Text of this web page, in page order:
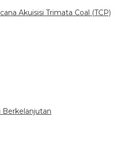
Akuisisi Trimata Coal (TCP)
Berkelanjutan